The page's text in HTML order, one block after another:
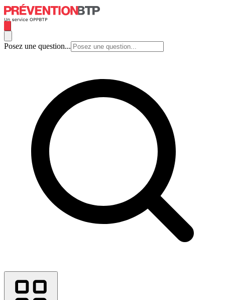
Posez une question...